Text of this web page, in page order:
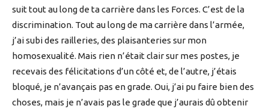
suit tout au long de ta carrière dans les Forces. C’est de la
discrimination. Tout au long de ma carrière dans l’armée,
j’ai subi des railleries, des plaisanteries sur mon
homosexualité. Mais rien n’était clair sur mes postes, je
recevais des félicitations d’un côté et, de l’autre, j’étais
bloqué, je n’avançais pas en grade. Oui, j’ai pu faire bien des
choses, mais je n’avais pas le grade que j’aurais dû obtenir